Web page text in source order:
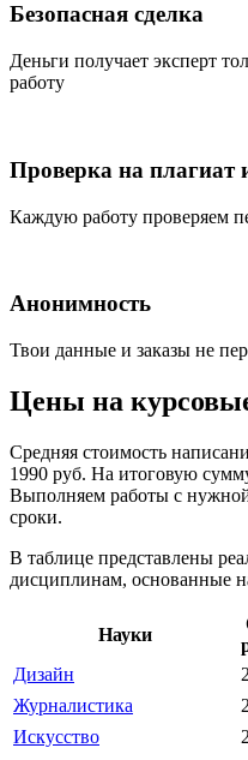
Безопасная сделка
Деньги получает эксперт
работу
Проверка на
Каждую работу проверяем
Анонимность
Твои данные и заказы не
Цены на
Средняя стоимость
1990 руб. На итоговую
Выполняем работы с
сроки.
В таблице представлены
дисциплинам, основанные
Науки
Дизайн
Журналистика
Искусство